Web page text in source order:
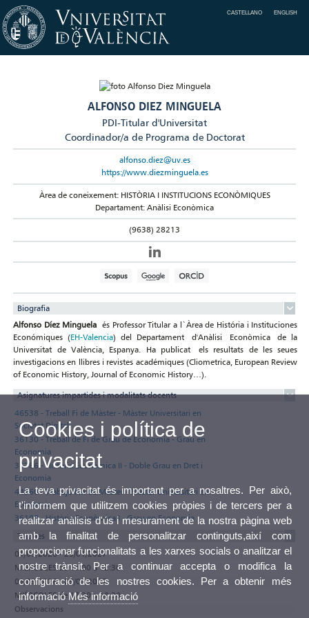
CASTELLANO ENGLISH
ALFONSO DIEZ MINGUELA
PDI-Titular d'Universitat
Coordinador/a de Programa de Doctorat
alfonso.diez@uv.es
https://www.diezminguela.es
Àrea de coneixement: HISTÒRIA I INSTITUCIONS ECONÒMIQUES
Departament: Anàlisi Econòmica
(9638) 28213
Biografia
Alfonso Díez Minguela és Professor Titular a l`Àrea de História i Instituciones
Económiques (EH-Valencia) del Departament d'Anàlisi Econòmica de la
Universitat de València, Espanya. Ha publicat els resultats de les seues
investigacions en llibres i revistes académiques (Cliometrica, European Review
of Economic History, Journal of Economic History…).
Asignatures impartides i modalitats docents
46538 - Treball Fi de Màster - Màster Universitari en
Societat Digital
36130 - Treball de Fi de Grau de Economia - Grau en
Economia
36786 - Història Econòmica II - Doble Grau en Dret i
Economia
44960 - Trabajo Fin de Máster - Màster Universitari en
Economia
36108 - Història Econòmica I - Grau en Economia
Tutories
01/09/2026 - 29/01/2027
MIÉRCOLES de 11:00 a 12:30
01/09/2026 - 29/01/2027
MIÉRCOLES de 17:30 a 18:30
Observacions
Cookies i política de
privacitat
La teva privacitat és important per a nosaltres. Per això,
t'informem que utilitzem cookies pròpies i de tercers per a
realitzar anàlisis d'ús i mesurament de la nostra pàgina web
amb la finalitat de personalitzar continguts,així com
proporcionar funcionalitats a les xarxes socials o analitzar el
nostre trànsit. Per a continuar accepta o modifica la
configuració de les nostres cookies. Per a obtenir més
informacióMés informació